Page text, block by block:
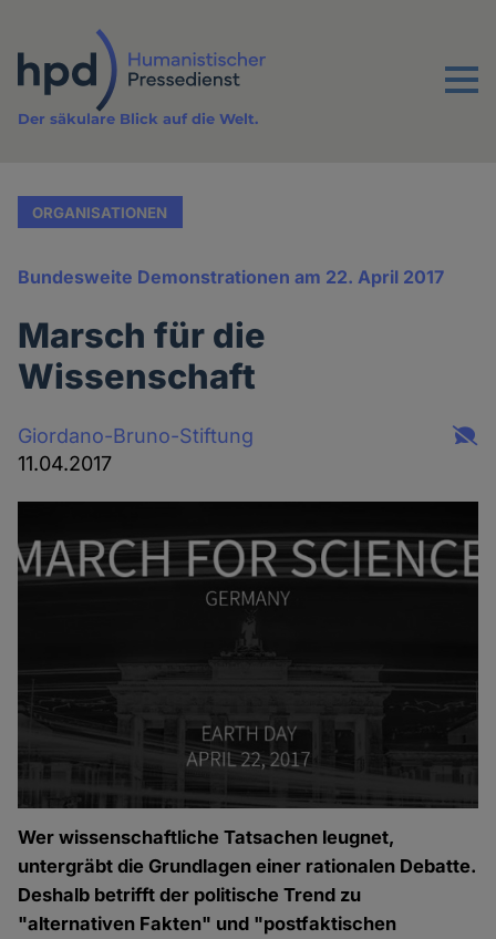
Inhalt
Menu
Der säkulare Blick auf die Welt.
ORGANISATIONEN
Bundesweite Demonstrationen am 22. April 2017
Marsch für die
Wissenschaft
Giordano-Bruno-Stiftung
11.04.2017
Wer wissenschaftliche Tatsachen leugnet,
untergräbt die Grundlagen einer rationalen Debatte.
Deshalb betrifft der politische Trend zu
"alternativen Fakten" und "postfaktischen